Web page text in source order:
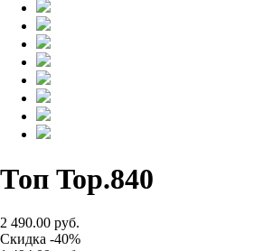
Топ Top.840
2 490.00 руб.
Скидка -40%